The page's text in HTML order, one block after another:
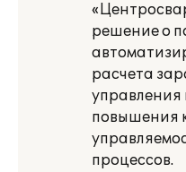
решение о
расчета
управления
повышения
процессов.